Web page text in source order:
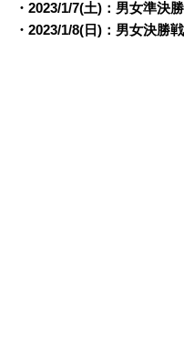
・2023/1/7(土)：男女準決
・2023/1/8(日)：男女決勝